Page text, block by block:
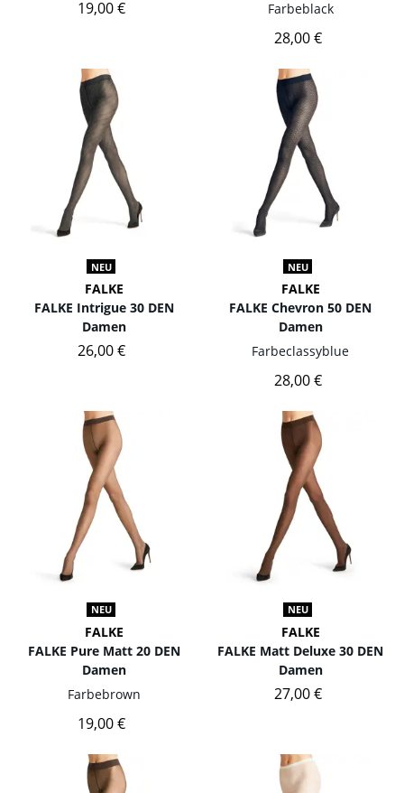
19,00 €
Farbeblack
28,00 €
NEU
FALKE
FALKE Intrigue 30 DEN
Damen
26,00 €
NEU
FALKE
FALKE Chevron 50 DEN
Damen
Farbeclassyblue
28,00 €
NEU
FALKE
FALKE Pure Matt 20 DEN
Damen
Farbebrown
19,00 €
NEU
FALKE
FALKE Matt Deluxe 30 DEN
Damen
27,00 €